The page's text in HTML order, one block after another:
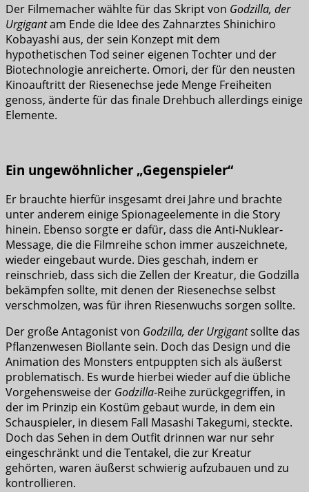
Der Filmemacher wählte für das Skript von Godzilla, der
Urgigantam Ende die Idee des Zahnarztes Shinichiro
Kobayashi aus, der sein Konzept mit dem
hypothetischen Tod seiner eigenen Tochter und der
Biotechnologie anreicherte. Omori, der für den neusten
Kinoauftritt der Riesenechse jede Menge Freiheiten
genoss, änderte für das finale Drehbuch allerdings einige
Elemente.
Ein ungewöhnlicher „Gegenspieler“
Er brauchte hierfür insgesamt drei Jahre und brachte
unter anderem einige Spionageelemente in die Story
hinein. Ebenso sorgte er dafür, dass die Anti-Nuklear-
Message, die die Filmreihe schon immer auszeichnete,
wieder eingebaut wurde. Dies geschah, indem er
reinschrieb, dass sich die Zellen der Kreatur, die Godzilla
bekämpfen sollte, mit denen der Riesenechse selbst
verschmolzen, was für ihren Riesenwuchs sorgen sollte.
Der große Antagonist von Godzilla, der Urgigantsollte das
Pflanzenwesen Biollante sein. Doch das Design und die
Animation des Monsters entpuppten sich als äußerst
problematisch. Es wurde hierbei wieder auf die übliche
Vorgehensweise der Godzilla-Reihe zurückgegriffen, in
der im Prinzip ein Kostüm gebaut wurde, in dem ein
Schauspieler, in diesem Fall Masashi Takegumi, steckte.
Doch das Sehen in dem Outfit drinnen war nur sehr
eingeschränkt und die Tentakel, die zur Kreatur
gehörten, waren äußerst schwierig aufzubauen und zu
kontrollieren.